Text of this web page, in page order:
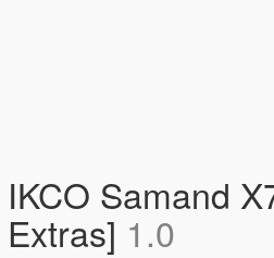
IKCO Samand
Extras] 1.0